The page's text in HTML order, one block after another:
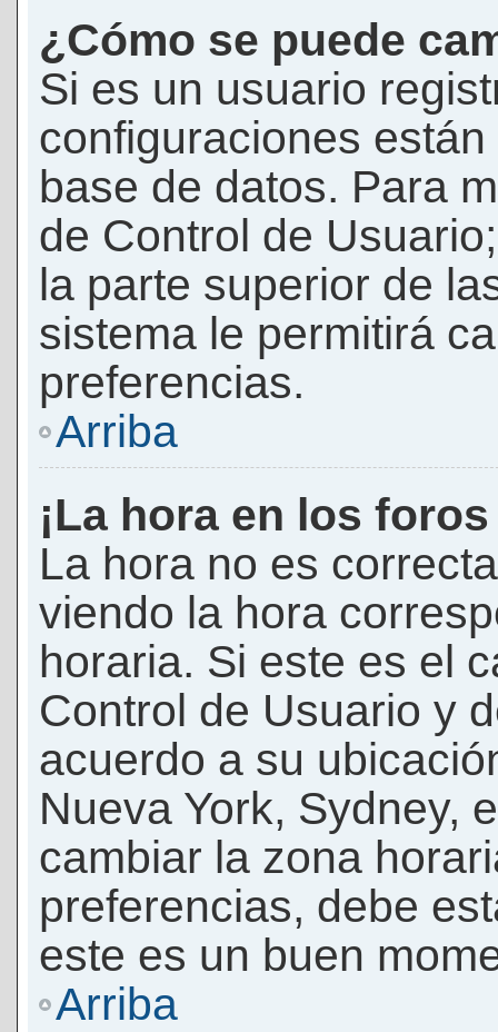
¿Cómo se puede
Si es un usuario
configuraciones
base de datos. Para
de Control de
la parte superior de
sistema le permitirá
preferencias.
Arriba
¡La hora en los
La hora no es
viendo la hora
horaria. Si este es el
Control de Usuario y
acuerdo a su
Nueva York, Sydney,
cambiar la zona
preferencias, debe
este es un buen
Arriba